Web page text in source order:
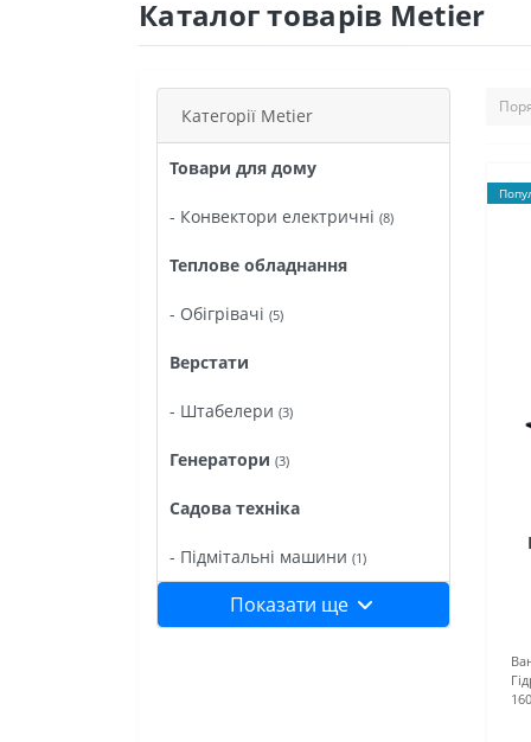
Каталог товарів Metier
Категорії Metier
Товари для дому
- Конвектори електричні (8)
Теплове обладнання
- Обігрівачі (5)
Верстати
- Штабелери (3)
Генератори (3)
Садова техніка
- Підмітальні машини (1)
Показати ще